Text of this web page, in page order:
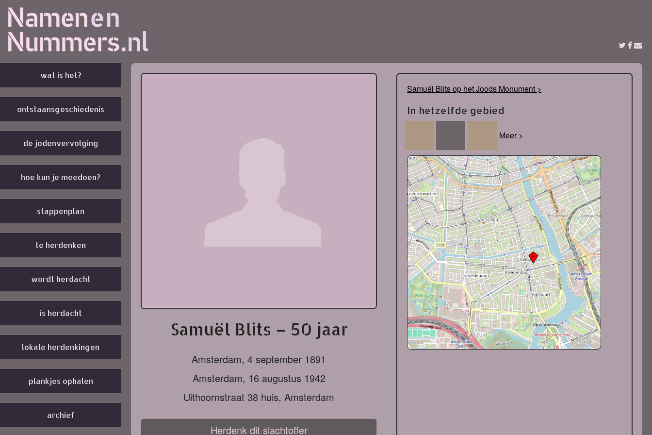
wat is het?
ontstaansgeschiedenis
de jodenvervolging
hoe kun je meedoen?
stappenplan
te herdenken
wordt herdacht
is herdacht
lokale herdenkingen
plankjes ophalen
archief
Samuël Blits – 50 jaar
Amsterdam, 4 september 1891
Amsterdam, 16 augustus 1942
Uithoornstraat 38 huis, Amsterdam
Herdenk dit slachtoffer
Samuël Blits op het Joods Monument >
In hetzelfde gebied
Meer >